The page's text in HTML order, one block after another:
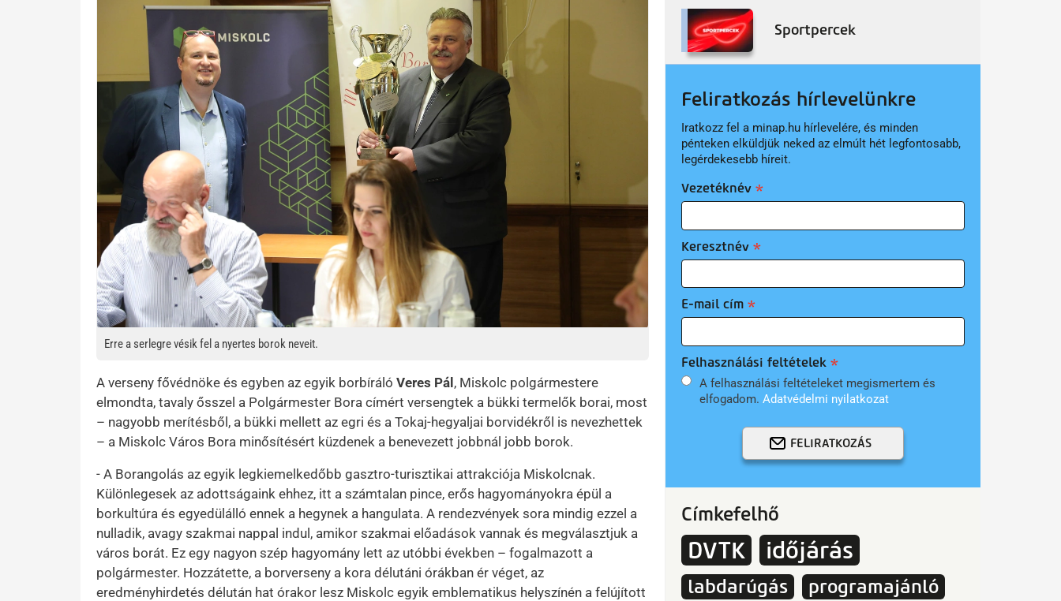
Erre a serlegre vésik fel a nyertes borok neveit.
A verseny fővédnöke és egyben az egyik borbíráló Veres Pál , Miskolc polgármestere
elmondta, tavaly ősszel a Polgármester Bora címért versengtek a bükki termelők borai, most
– nagyobb merítésből, a bükki mellett az egri és a Tokaj-hegyaljai borvidékről is nevezhettek
– a Miskolc Város Bora minősítésért küzdenek a benevezett jobbnál jobb borok.
- A Borangolás az egyik legkiemelkedőbb gasztro-turisztikai attrakciója Miskolcnak.
Különlegesek az adottságaink ehhez, itt a számtalan pince, erős hagyományokra épül a
borkultúra és egyedülálló ennek a hegynek a hangulata. A rendezvények sora mindig ezzel a
nulladik, avagy szakmai nappal indul, amikor szakmai előadások vannak és megválasztjuk a
város borát. Ez egy nagyon szép hagyomány lett az utóbbi években – fogalmazott a
polgármester. Hozzátette, a borverseny a kora délutáni órákban ér véget, az
eredményhirdetés délután hat órakor lesz Miskolc egyik emblematikus helyszínén a felújított
Sportpercek
Feliratkozás hírlevelünkre
Iratkozz fel a minap.hu hírlevelére, és minden
pénteken elküldjük neked az elmúlt hét legfontosabb,
legérdekesebb híreit.
Vezetéknév
Keresztnév
E-mail cím
Felhasználási feltételek
A felhasználási feltételeket megismertem és
elfogadom. Adatvédelmi nyilatkozat
FELIRATKOZÁS
Címkefelhő
DVTK időjárás
labdarúgás programajánló